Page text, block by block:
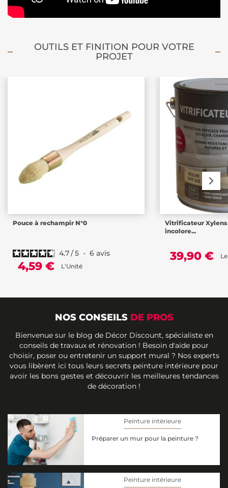
OUTILS ET FINITION POUR VOTRE
PROJET
Pouce à rechampir N°0
4.7/5 - 6 avis
4,59 € L'Unité
Vitrificateur
incolore...
39,90 €
NOS CONSEILS DE PROS
Bienvenue sur le blog de Décor Discount, spécialiste en
conseils de travaux et rénovation ! Besoin d'aide pour
choisir, poser ou entretenir un support mural ? Nos experts
vous libèrent ici tous leurs secrets peinture intérieure pour
avoir les bons gestes et découvrir les meilleures tendances
de décoration !
Peinture intérieure
Préparer un mur pour la peinture ?
Peinture intérieure